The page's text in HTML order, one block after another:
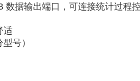
数据输出端口 ，可连接统计过程
适
号）‌‌